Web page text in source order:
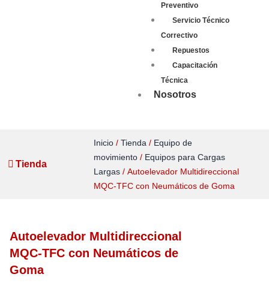
Preventivo
Servicio Técnico
Correctivo
Repuestos
Capacitación
Técnica
Nosotros
Tienda
Inicio/ Tienda / Equipo de
movimiento/ Equipos para Cargas
Largas/ Autoelevador Multidireccional
MQC-TFC con Neumáticos de Goma
Autoelevador Multidireccional
MQC-TFC con Neumáticos de
Goma